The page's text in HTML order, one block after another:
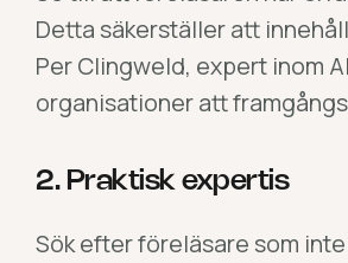
Detta säkerställer att
Per Clingweld, expert inom
organisationer att
2. Praktisk expertis
Sök efter föreläsare som